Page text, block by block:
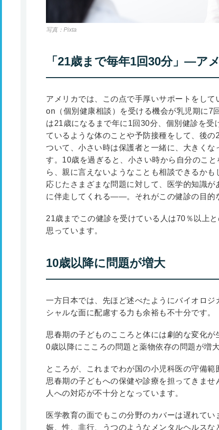
写真：Pixta
「21歳まで毎年1回30分」―ア
アメリカでは、この点で手厚いサポートをし
on（個別健康相談）を受ける機会が乳児期に7
は21歳になるまで年に1回30分、個別健診を受
ているような体のことや予防接種をして、後
ついて、小さい時は保護者と一緒に、大きく
す。10歳を過ぎると、小さい時から自分のこ
ら、親に言えないようなことも相談できるか
応じたさまざまな問題に対して、医学的知識
に伴走してくれる――。それがこの健診の目的
21歳までこの健診を受けている人は70％以上
思っています。
10歳以降に問題が増大
一方日本では、先ほど述べたようにバイオロ
シャルな面に配慮する力も余裕も不十分です。
思春期の子どものこころと体には劇的な変化
0歳以降にこころの問題と薬物依存の問題が増
ところが、これまでわが国の小児科医の守備
思春期の子どもへの保健や診療を担ってきま
人への対応が不十分となっています。
医学教育の面でもこの分野のカバーは遅れて
娠、性、非行、うつのようなメンタルヘルス